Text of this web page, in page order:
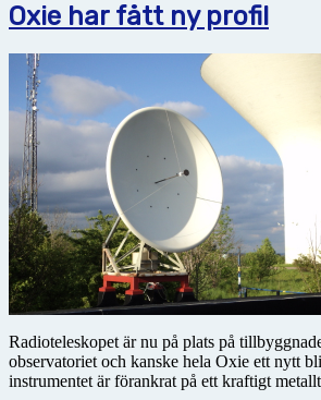
Oxie har fått ny profil
Radioteleskopet är nu på plats på
observatoriet och kanske hela Oxie ett nytt
instrumentet är förankrat på ett kraftigt